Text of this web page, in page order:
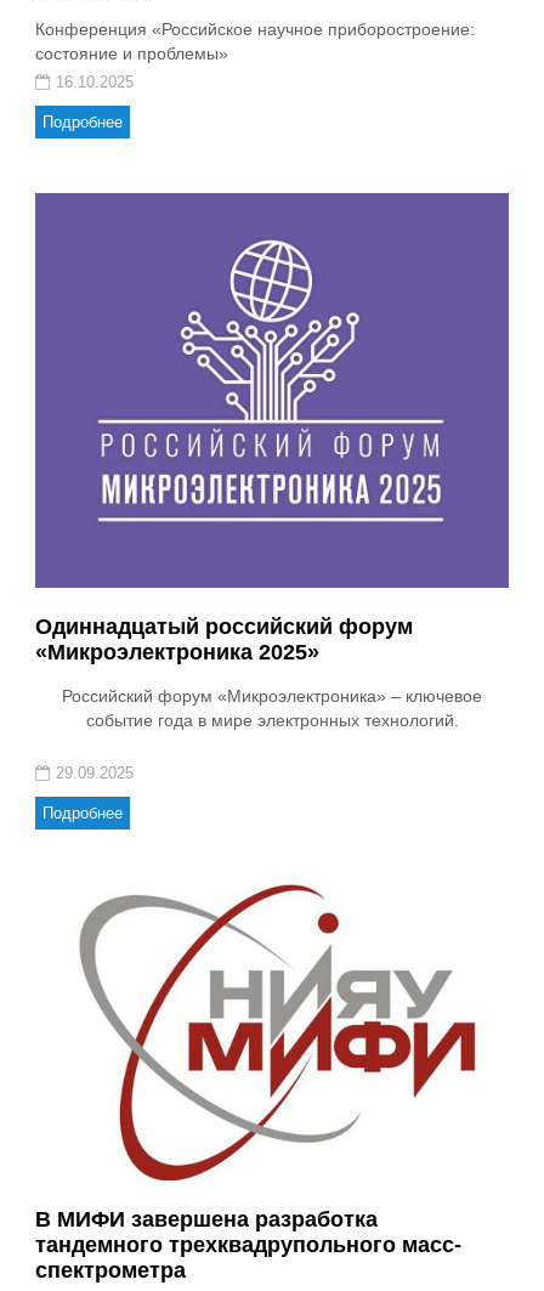
Конференция «Российское научное приборостроение:
состояние и проблемы»
16.10.2025
Подробнее
Одиннадцатый российский форум
«Микроэлектроника 2025»
Российский форум «Микроэлектроника» – ключевое
событие года в мире электронных технологий.
29.09.2025
Подробнее
В МИФИ завершена разработка
тандемного трехквадрупольного масс-
спектрометра